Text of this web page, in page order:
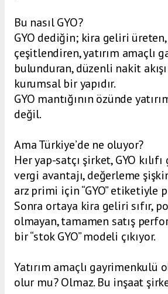
Bu nasıl GYO?
GYO dediğin; kira geliri
çeşitlendiren, yatırım amaçlı
bulunduran, düzenli nakit
kurumsal bir yapıdır.
GYO mantığının özünde
değil.
Ama Türkiye’de ne oluyor?
Her yap-satçı şirket, GYO
vergi avantajı, değerleme
arz primi için “GYO” etiketiyle
Sonra ortaya kira geliri sıfır,
olmayan, tamamen satış
bir “stok GYO” modeli çıkıyor.
Yatırım amaçlı gayrimenkulü
olur mu? Olmaz. Bu inşaat